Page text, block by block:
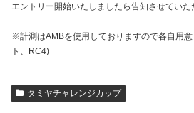
エントリー開始いたしましたら告知させていた
※計測はAMBを使用しておりますので各自用
ト、RC4)
タミヤチャレンジカップ